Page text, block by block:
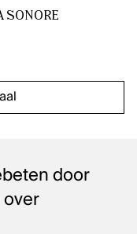
SONORE
door
over